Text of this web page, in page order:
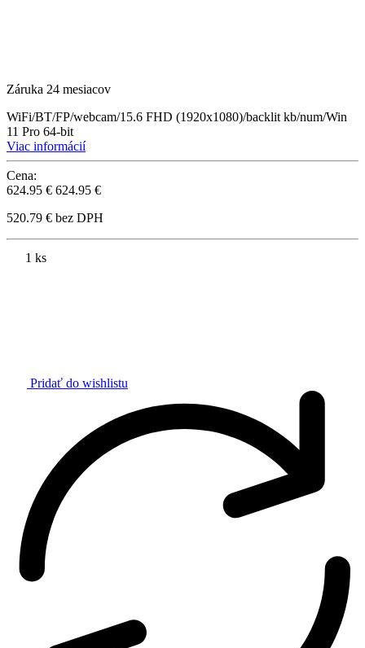
Záruka 24 mesiacov
WiFi/BT/FP/webcam/15.6 FHD (1920x1080)/backlit kb/num/Win
11 Pro 64-bit
Viac informácií
Cena:
624.95 € 624.95 €
520.79 € bez DPH
1 ks
Pridať do wishlistu